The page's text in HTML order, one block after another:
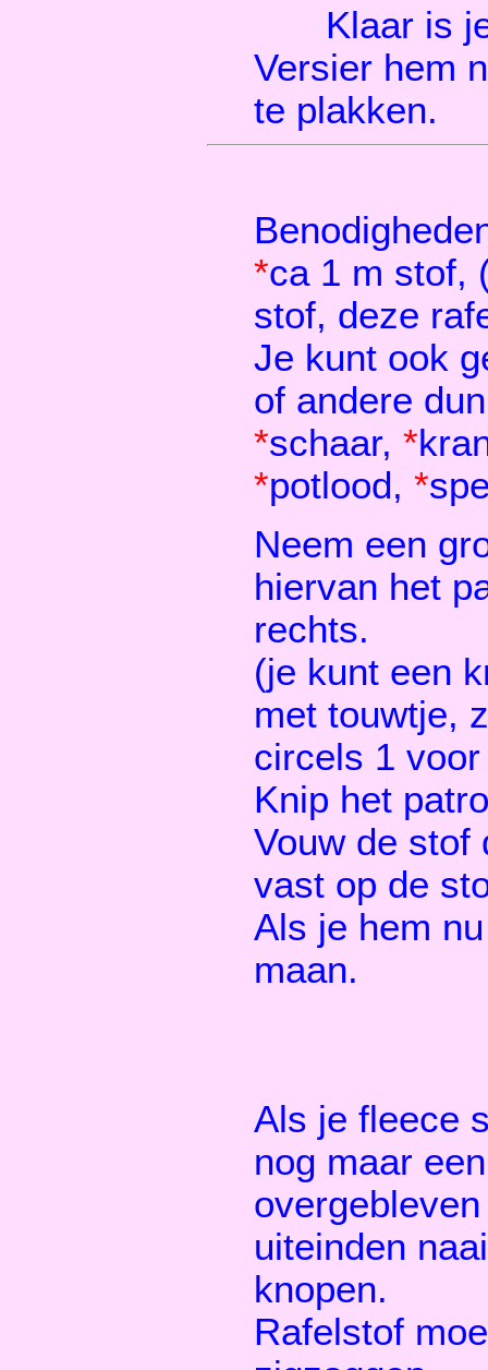
Klaar is
Versier hem
te plakken.
*ca 1 m stof,
stof, deze
Je kunt ook
of andere
*schaar, *
*potlood, *
Neem een
hiervan het
rechts.
(je kunt een
met touwtje,
circels 1
Knip het
Vouw de stof
vast op de
Als je hem
maan.
Als je fleece
nog maar
uiteinden
knopen.
Rafelstof